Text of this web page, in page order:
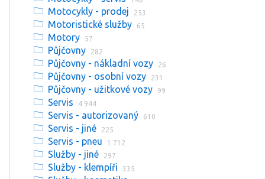
Motocykly - prodej 253
Motoristické služby 65
Motory 57
Půjčovny 282
Půjčovny - nákladní vozy 26
Půjčovny - osobní vozy 231
Půjčovny - užitkové vozy 99
Servis 4 944
Servis - autorizovaný 610
Servis - jiné 225
Servis - pneu 1 712
Služby - jiné 297
Služby - klempíři 335